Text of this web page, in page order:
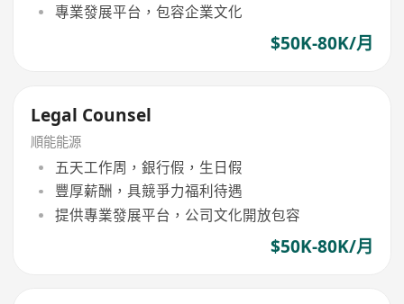
專業發展平台，包容企業文化
$50K-80K/月
Legal Counsel
順能能源
五天工作周，銀行假，生日假
豐厚薪酬，具競爭力福利待遇
提供專業發展平台，公司文化開放包容
$50K-80K/月